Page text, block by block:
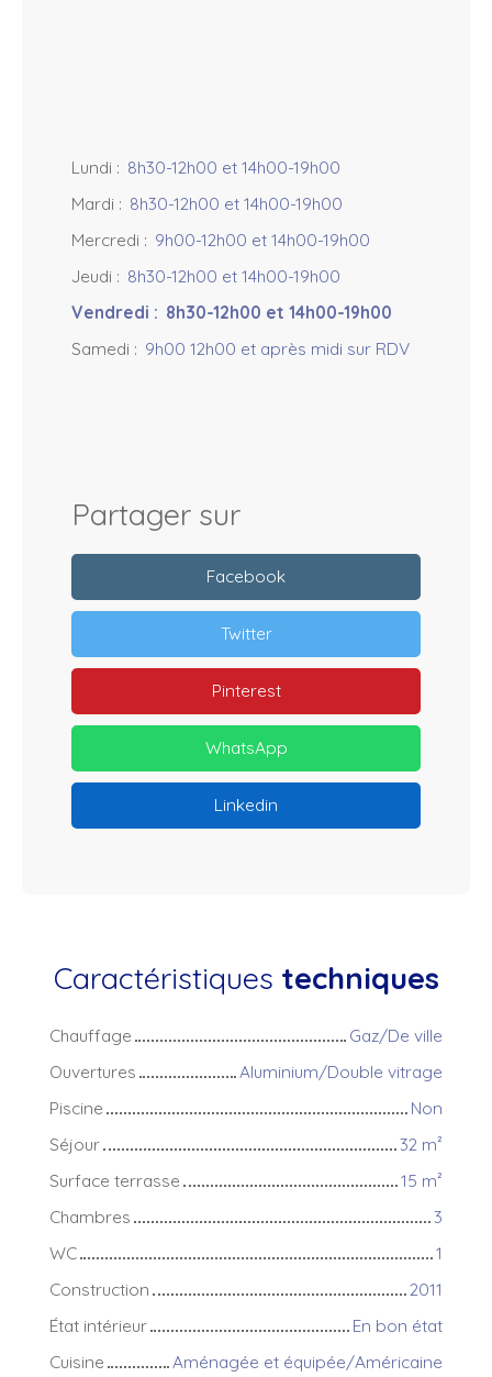
Lundi : 8h30-12h00 et 14h00-19h00
Mardi : 8h30-12h00 et 14h00-19h00
Mercredi : 9h00-12h00 et 14h00-19h00
Jeudi : 8h30-12h00 et 14h00-19h00
Vendredi : 8h30-12h00 et 14h00-19h00
Samedi : 9h00 12h00 et après midi sur RDV
Partager sur
Facebook
Twitter
Pinterest
WhatsApp
Linkedin
Caractéristiques techniques
Chauffage
Gaz/De ville
Ouvertures
Aluminium/Double vitrage
Piscine
Non
Séjour
32 m²
Surface terrasse
15 m²
Chambres
3
WC
1
Construction
2011
État intérieur
En bon état
Cuisine
Aménagée et équipée/Américaine